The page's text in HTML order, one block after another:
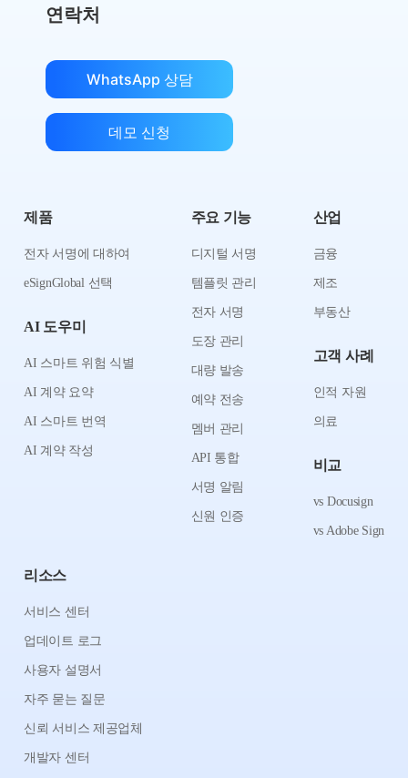
연락처
WhatsApp 상담
데모 신청
제품
전자 서명에 대하여
eSignGlobal 선택
AI 도우미
AI 스마트 위험 식별
AI 계약 요약
AI 스마트 번역
AI 계약 작성
주요 기능
디지털 서명
템플릿 관리
전자 서명
도장 관리
대량 발송
예약 전송
멤버 관리
API 통합
서명 알림
신원 인증
산업
금융
제조
부동산
고객 사례
인적 자원
의료
비교
vs Docusign
vs Adobe Sign
리소스
서비스 센터
업데이트 로그
사용자 설명서
자주 묻는 질문
신뢰 서비스 제공업체
개발자 센터